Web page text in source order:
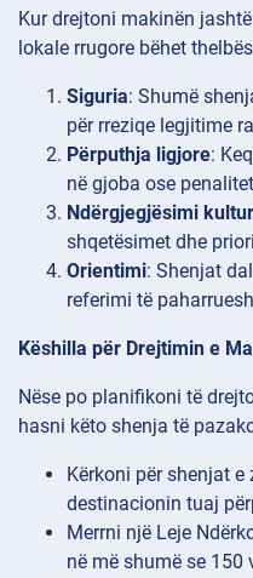
Kur drejtoni makinën
lokale rrugore bëhet
Siguria: Shumë
për rreziqe legjitime
Përputhja ligjore:
në gjoba ose
Ndërgjegjësimi
shqetësimet dhe
Orientimi: Shenjat
referimi të
Këshilla për Drejtimin e
Nëse po planifikoni të
hasni këto shenja të
Kërkoni për shenjat
destinacionin tuaj
Merrni një Leje
në më shumë se 150